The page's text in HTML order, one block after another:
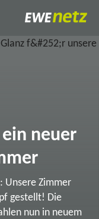
neuer
Unsere Zimmer
gestellt! Die
nun in neuem